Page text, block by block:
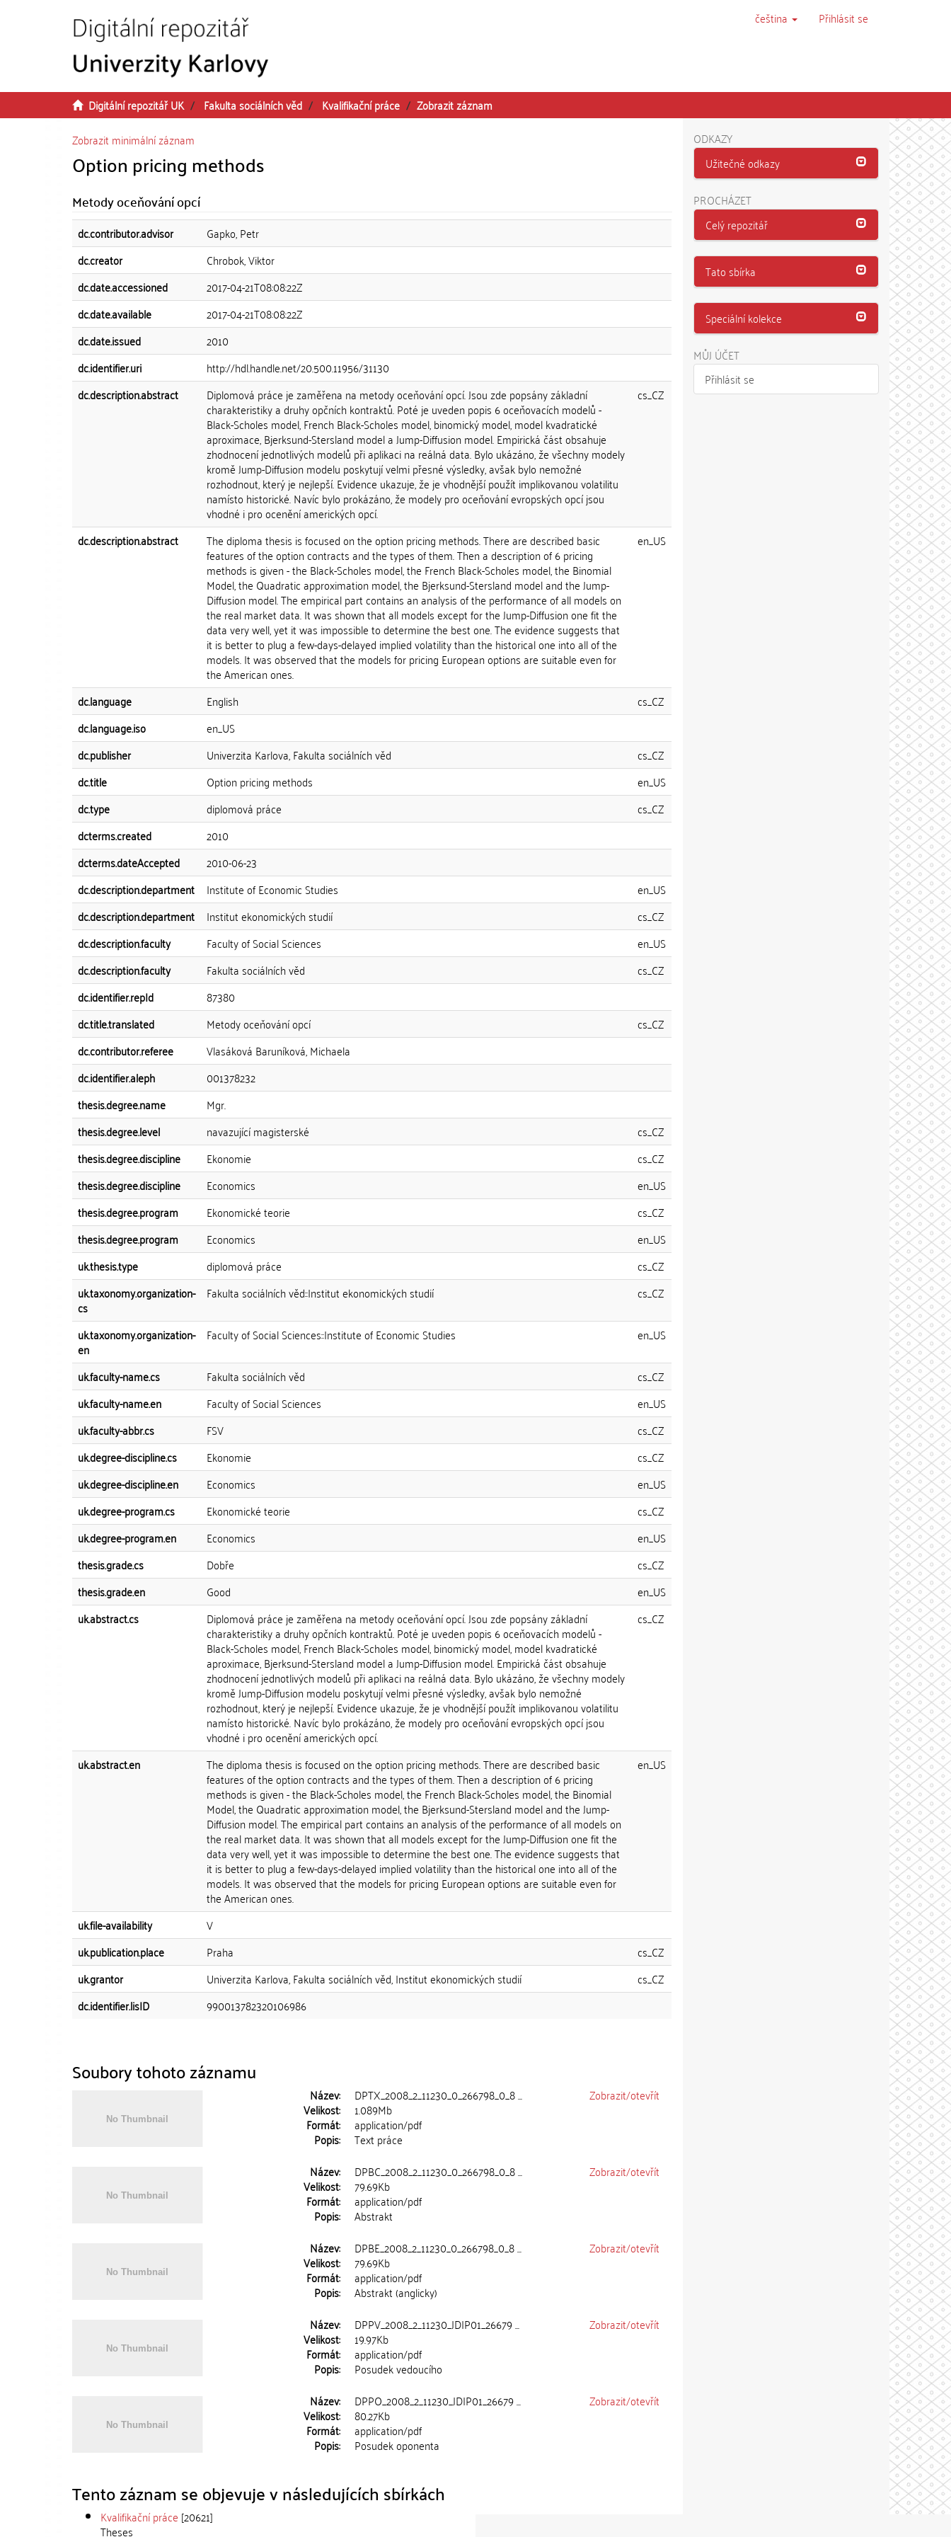
čeština Přihlásit se
Digitální repozitář UK Fakulta sociálních věd Kvalifikační práce
Zobrazit záznam
Zobrazit minimální záznam
Option pricing methods
Metody oceňování opcí
dc.contributor.advisor
Gapko, Petr
dc.creator
Chrobok, Viktor
dc.date.accessioned
2017-04-21T08:08:22Z
dc.date.available
2017-04-21T08:08:22Z
dc.date.issued
2010
dc.identifier.uri
http://hdl.handle.net/20.500.11956/31130
dc.description.abstract
Diplomová práce je zaměřena na metody oceňování opcí. Jsou zde popsány základní
charakteristiky a druhy opčních kontraktů. Poté je uveden popis 6 oceňovacích modelů -
Black-Scholes model, French Black-Scholes model, binomický model, model kvadratické
aproximace, Bjerksund-Stersland model a Jump-Diffusion model. Empirická část obsahuje
zhodnocení jednotlivých modelů při aplikaci na reálná data. Bylo ukázáno, že všechny modely
kromě Jump-Diffusion modelu poskytují velmi přesné výsledky, avšak bylo nemožné
rozhodnout, který je nejlepší. Evidence ukazuje, že je vhodnější použít implikovanou volatilitu
namísto historické. Navíc bylo prokázáno, že modely pro oceňování evropských opcí jsou
vhodné i pro ocenění amerických opcí.
cs_CZ
dc.description.abstract The diploma thesis is focused on the option pricing methods. There are described basic
features of the option contracts and the types of them. Then a description of 6 pricing
methods is given - the Black-Scholes model, the French Black-Scholes model, the Binomial
Model, the Quadratic approximation model, the Bjerksund-Stersland model and the Jump-
Diffusion model. The empirical part contains an analysis of the performance of all models on
the real market data. It was shown that all models except for the Jump-Diffusion one fit the
data very well, yet it was impossible to determine the best one. The evidence suggests that
it is better to plug a few-days-delayed implied volatility than the historical one into all of the
models. It was observed that the models for pricing European options are suitable even for
the American ones.
en_US
dc.language English
cs_CZ
dc.language.iso
en_US
dc.publisher
Univerzita Karlova, Fakulta sociálních věd
cs_CZ
dc.title
Option pricing methods
en_US
dc.type
diplomová práce
cs_CZ
dcterms.created
2010
dcterms.dateAccepted
2010-06-23
dc.description.department
Institute of Economic Studies
en_US
dc.description.department
Institut ekonomických studií
cs_CZ
dc.description.faculty
Faculty of Social Sciences
en_US
dc.description.faculty
Fakulta sociálních věd
cs_CZ
dc.identifier.repId
87380
dc.title.translated
Metody oceňování opcí
cs_CZ
dc.contributor.referee
Vlasáková Baruníková, Michaela
dc.identifier.aleph
001378232
thesis.degree.name
Mgr.
thesis.degree.level
navazující magisterské
cs_CZ
thesis.degree.discipline
Ekonomie
cs_CZ
thesis.degree.discipline
Economics
en_US
thesis.degree.program
Ekonomické teorie
cs_CZ
thesis.degree.program
Economics
en_US
uk.thesis.type
diplomová práce
cs_CZ
uk.taxonomy.organization-
cs
Fakulta sociálních věd::Institut ekonomických studií cs_CZ
uk.taxonomy.organization-
en
Faculty of Social Sciences::Institute of Economic Studies en_US
uk.faculty-name.cs Fakulta sociálních věd
cs_CZ
uk.faculty-name.en
Faculty of Social Sciences
en_US
uk.faculty-abbr.cs
FSV
cs_CZ
uk.degree-discipline.cs
Ekonomie
cs_CZ
uk.degree-discipline.en
Economics
en_US
uk.degree-program.cs
Ekonomické teorie
cs_CZ
uk.degree-program.en
Economics
en_US
thesis.grade.cs
Dobře
cs_CZ
thesis.grade.en
Good
en_US
uk.abstract.cs
Diplomová práce je zaměřena na metody oceňování opcí. Jsou zde popsány základní
charakteristiky a druhy opčních kontraktů. Poté je uveden popis 6 oceňovacích modelů -
Black-Scholes model, French Black-Scholes model, binomický model, model kvadratické
aproximace, Bjerksund-Stersland model a Jump-Diffusion model. Empirická část obsahuje
zhodnocení jednotlivých modelů při aplikaci na reálná data. Bylo ukázáno, že všechny modely
kromě Jump-Diffusion modelu poskytují velmi přesné výsledky, avšak bylo nemožné
rozhodnout, který je nejlepší. Evidence ukazuje, že je vhodnější použít implikovanou volatilitu
namísto historické. Navíc bylo prokázáno, že modely pro oceňování evropských opcí jsou
vhodné i pro ocenění amerických opcí.
cs_CZ
uk.abstract.en The diploma thesis is focused on the option pricing methods. There are described basic
features of the option contracts and the types of them. Then a description of 6 pricing
methods is given - the Black-Scholes model, the French Black-Scholes model, the Binomial
Model, the Quadratic approximation model, the Bjerksund-Stersland model and the Jump-
Diffusion model. The empirical part contains an analysis of the performance of all models on
the real market data. It was shown that all models except for the Jump-Diffusion one fit the
data very well, yet it was impossible to determine the best one. The evidence suggests that
it is better to plug a few-days-delayed implied volatility than the historical one into all of the
models. It was observed that the models for pricing European options are suitable even for
the American ones.
en_US
uk.file-availability
V
uk.publication.place
Praha
cs_CZ
uk.grantor
Univerzita Karlova, Fakulta sociálních věd, Institut ekonomických studií
cs_CZ
dc.identifier.lisID
990013782320106986
Soubory tohoto záznamu
Název: DPTX_2008_2_11230_0_266798_0_8 ...
Velikost: 1.089Mb
Formát: application/pdf
Popis: Text práce
Zobrazit/otevřít
Název: DPBC_2008_2_11230_0_266798_0_8 ...
Velikost: 79.69Kb
Formát: application/pdf
Popis: Abstrakt
Zobrazit/otevřít
Název: DPBE_2008_2_11230_0_266798_0_8 ...
Velikost: 79.69Kb
Formát: application/pdf
Popis: Abstrakt (anglicky)
Zobrazit/otevřít
Název: DPPV_2008_2_11230_JDIP01_26679 ...
Velikost: 19.97Kb
Formát: application/pdf
Popis: Posudek vedoucího
Zobrazit/otevřít
Název: DPPO_2008_2_11230_JDIP01_26679 ...
Velikost: 80.27Kb
Formát: application/pdf
Popis: Posudek oponenta
Zobrazit/otevřít
Tento záznam se objevuje v následujících sbírkách
Kvalifikační práce [20621]
Theses
ODKAZY
Užitečné odkazy
PROCHÁZET
Celý repozitář
Tato sbírka
Speciální kolekce
MŮJ ÚČET
Přihlásit se